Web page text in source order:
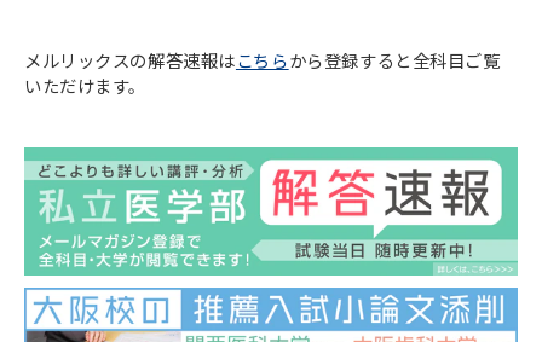
メルリックスの解答速報はこちらから登録すると全科目ご覧
いただけます。